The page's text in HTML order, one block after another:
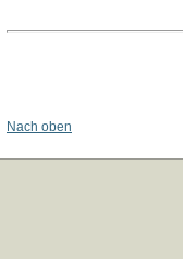
Nach oben